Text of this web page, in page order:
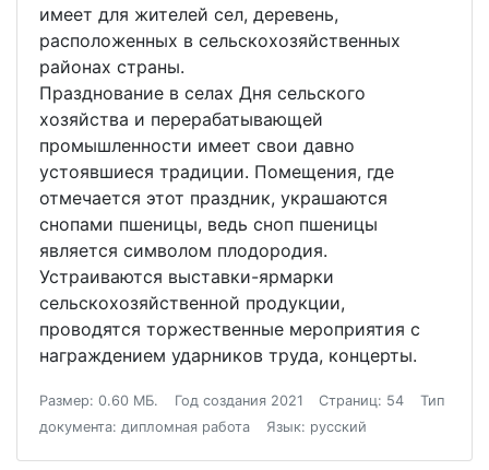
имеет для жителей сел, деревень,
расположенных в сельскохозяйственных
районах страны.
Празднование в селах Дня сельского
хозяйства и перерабатывающей
промышленности имеет свои давно
устоявшиеся традиции. Помещения, где
отмечается этот праздник, украшаются
снопами пшеницы, ведь сноп пшеницы
является символом плодородия.
Устраиваются выставки-ярмарки
сельскохозяйственной продукции,
проводятся торжественные мероприятия с
награждением ударников труда, концерты.
Размер: 0.60 МБ. Год создания 2021 Страниц: 54
Тип
документа: дипломная работа
Язык: русский